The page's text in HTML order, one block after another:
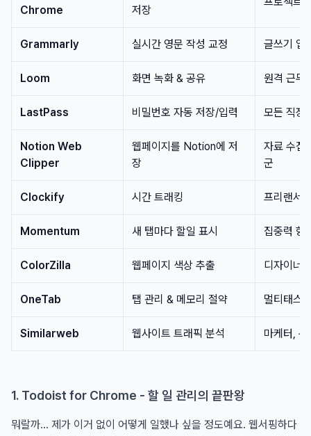
Chrome 저장
Grammarly 실시간 영문 작성 교정 글쓰기 업
Loom 화면 녹화 & 공유 원격 근무
LastPass 비밀번호 자동 저장/입력 모든 직장
Notion Web
Clipper
웹페이지를 Notion에 저
장
자료 수집
군
Clockify 시간 트래킹 프리랜서
Momentum 새 탭마다 할일 표시 집중력 향
ColorZilla 웹페이지 색상 추출 디자이너,
OneTab 탭 관리 & 메모리 절약 멀티태스
Similarweb 웹사이트 트래픽 분석 마케터, 분
1. Todoist for Chrome - 할 일 관리의 끝판왕
뭐랄까... 제가 이거 없이 어떻게 일했나 싶을 정도예요. 웹서핑하다